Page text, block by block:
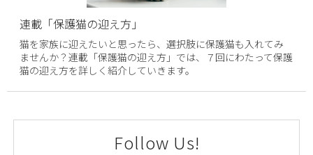
連載「保護猫の迎え方」
猫を家族に迎えたいと思ったら、選択肢に保護猫も入れてみ
ませんか？連載「保護猫の迎え方」では、７回にわたって保護
猫の迎え方を詳しく紹介していきます。
Follow Us!